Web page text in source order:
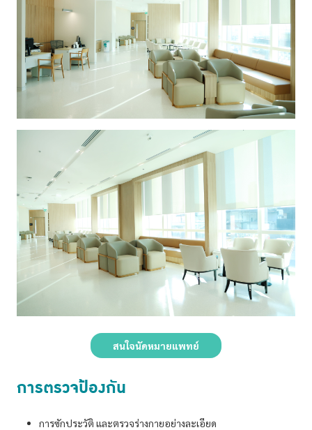
สนใจนัดหมายแพทย์
การตรวจป้องกัน
การซักประวัติ และตรวจร่างกายอย่างละเอียด